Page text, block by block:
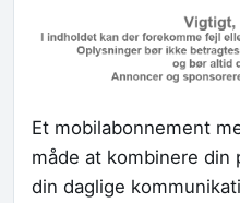
Et mobilabonnement
måde at kombinere din
din daglige